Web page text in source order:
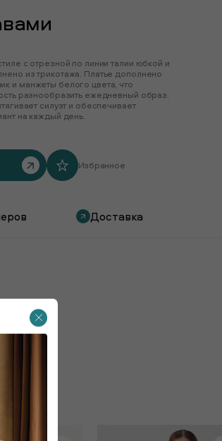
с отрезной по линии талии юбкой и
из трикотажа. Платье дополнено
и манжеты белого цвета, что
разнообразить ежедневный образ.
силуэт и обеспечивает
на каждый день.
Избранное
Доставка